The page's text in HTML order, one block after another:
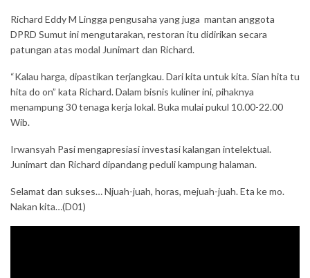
Richard Eddy M Lingga pengusaha yang juga mantan anggota
DPRD Sumut ini mengutarakan, restoran itu didirikan secara
patungan atas modal Junimart dan Richard.
“Kalau harga, dipastikan terjangkau. Dari kita untuk kita. Sian hita tu
hita do on” kata Richard. Dalam bisnis kuliner ini, pihaknya
menampung 30 tenaga kerja lokal. Buka mulai pukul 10.00-22.00
Wib.
Irwansyah Pasi mengapresiasi investasi kalangan intelektual.
Junimart dan Richard dipandang peduli kampung halaman.
Selamat dan sukses… Njuah-juah, horas, mejuah-juah. Eta ke mo.
Nakan kita…(D01)